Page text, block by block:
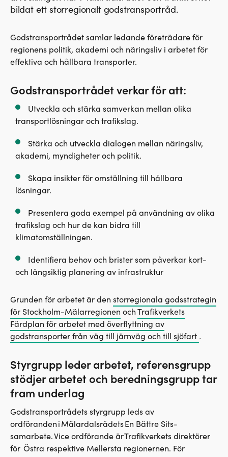
Anna Nyberg, Mälardalstrafik
bildat ett storregionalt godstransportråd.
Godstransportrådet samlar ledande företrädare för
regionens politik, akademi och näringsliv i arbetet för
effektiva och hållbara transporter.
Godstransportrådet verkar för att:
Utveckla och stärka samverkan mellan olika
transportlösningar och trafikslag.
Stärka och utveckla dialogen mellan näringsliv,
akademi, myndigheter och politik.
Skapa insikter för omställning till hållbara
lösningar.
Presentera goda exempel på användning av olika
trafikslag och hur de kan bidra till
klimatomställningen.
Identifiera behov och brister som påverkar kort-
och långsiktig planering av infrastruktur
Grunden för arbetet är den storregionala godsstrategin
för Stockholm-Mälarregionen och Trafikverkets
Färdplan för arbetet med överflyttning av
godstransporter från väg till järnväg och till sjöfart .
Styrgrupp leder arbetet, referensgrupp
stödjer arbetet och beredningsgrupp tar
fram underlag
Godstransportrådets styrgrupp leds av
ordföranden i Mälardalsrådets En Bättre Sits-
samarbete. Vice ordförande är Trafikverkets direktörer
för Östra respektive Mellersta regionernen. För